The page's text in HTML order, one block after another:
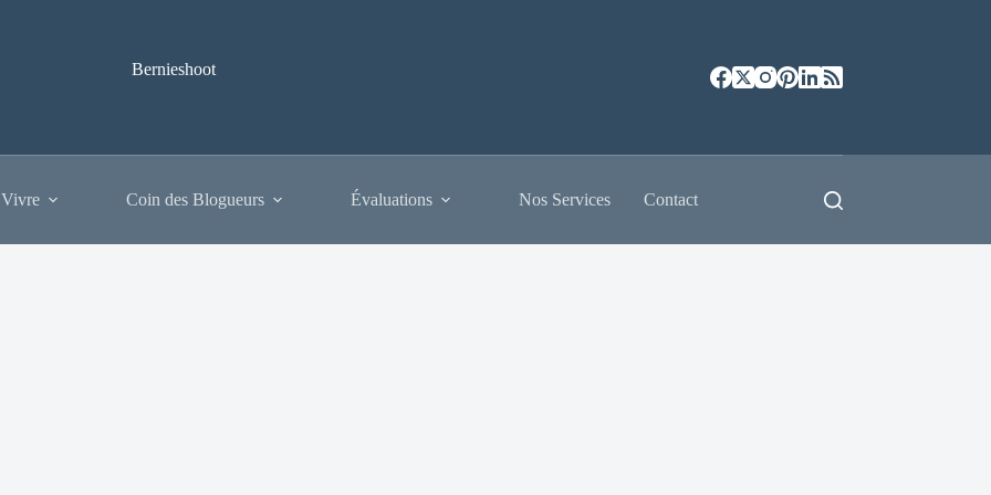
Bernieshoot
Coin des Blogueurs Évaluations Nos Services Contact